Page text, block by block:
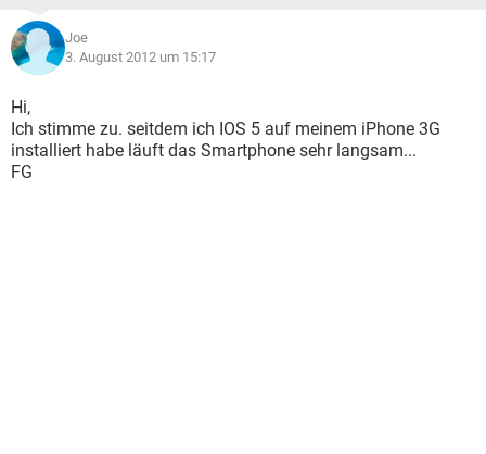
Joe
3. August 2012 um 15:17
Hi,
Ich stimme zu. seitdem ich IOS 5 auf meinem iPhone 3G
installiert habe läuft das Smartphone sehr langsam...
FG